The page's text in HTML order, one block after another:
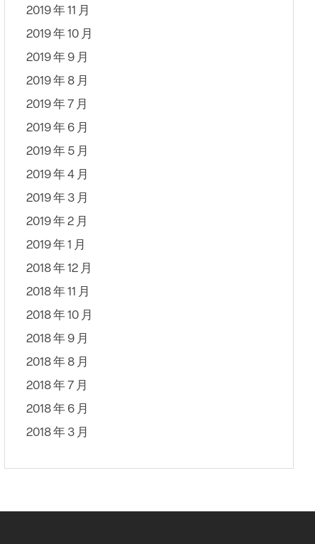
2019 年 11 月
2019 年 10 月
2019 年 9 月
2019 年 8 月
2019 年 7 月
2019 年 6 月
2019 年 5 月
2019 年 4 月
2019 年 3 月
2019 年 2 月
2019 年 1 月
2018 年 12 月
2018 年 11 月
2018 年 10 月
2018 年 9 月
2018 年 8 月
2018 年 7 月
2018 年 6 月
2018 年 3 月